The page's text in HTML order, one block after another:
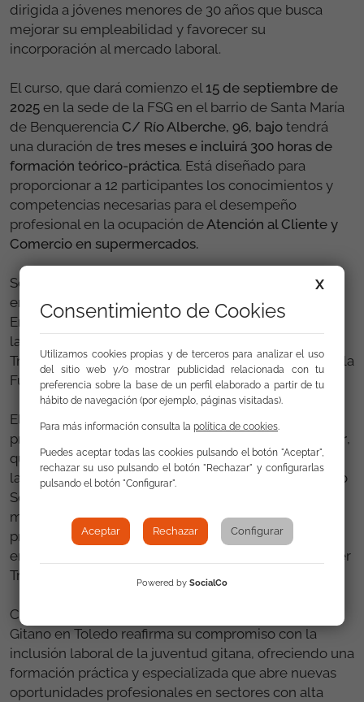
dirigida a jóvenes menores de 30 años que busca
mejorar su empleabilidad y favorecer su
incorporación al mercado laboral.
El curso, que dará comienzo el 15 de septiembre de
2025 en la sede de la FSG en el barrio de Santa María
de Benquerencia C/ Río Alberche, 96, bajo tendrá
una duración de tres meses e incluirá 300 horas de
formación teórico-práctica. Está diseñado para
proporcionar a 12 participantes los conocimientos y
competencias necesarias para el desempeño
profesional en la ocupación de Atención al Cliente y
Comercio en supermercados.
Se trata de una iniciativa de formación y empleo,
enmarcada dentro del Programa Operativo de
Empleo Juvenil del Fondo Social Europeo (FSE+) y de
la Estrategia de Empleo Joven del Ministerio de
Trabajo y Economía Social, cofinanciada además por la
Fundación “la Caixa” .
El programa Formatéate con Garantía nace con el
propósito de
apoyar el trabajo del programa Acceder,
que desde el año 2000 impulsa la incorporación
laboral de la población gitana con el apoyo del Fondo
Social Europeo, prestando especial atención a
mujeres y jóvenes. Esta iniciativa se enmarca en el
proyecto “Programa para la mejora de la
empleabilidad de personas jóvenes gitanas: Aprender
Trabajando y Formatéate” (2021-2027).
Con este nuevo curso, la Fundación Secretariado
Gitano en Toledo reafirma su compromiso con la
inclusión laboral de la juventud gitana, ofreciendo una
formación práctica y especializada que abre nuevas
oportunidades profesionales en sectores con alta
X
Consentimiento de Cookies
Utilizamos cookies propias y de terceros para analizar el uso
del sitio web y/o mostrar publicidad relacionada con tu
preferencia sobre la base de un perfil elaborado a partir de tu
hábito de navegación (por ejemplo, páginas visitadas).
Para más información consulta la política de cookies.
Puedes aceptar todas las cookies pulsando el botón "Aceptar",
rechazar su uso pulsando el botón "Rechazar" y configurarlas
pulsando el botón "Configurar".
Aceptar Rechazar Configurar
Powered by SocialCo